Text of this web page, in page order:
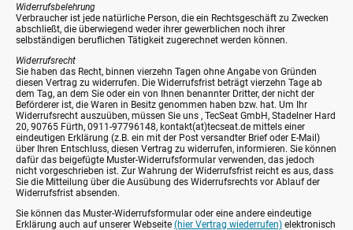
Widerrufsbelehrung
Verbraucher ist jede natürliche Person, die ein Rechtsgeschäft zu Zwecken
abschließt, die überwiegend weder ihrer gewerblichen noch ihrer
selbständigen beruflichen Tätigkeit zugerechnet werden können.
Widerrufsrecht
Sie haben das Recht, binnen vierzehn Tagen ohne Angabe von Gründen
diesen Vertrag zu widerrufen. Die Widerrufsfrist beträgt vierzehn Tage ab
dem Tag, an dem Sie oder ein von Ihnen benannter Dritter, der nicht der
Beförderer ist, die Waren in Besitz genommen haben bzw. hat. Um Ihr
Widerrufsrecht auszuüben, müssen Sie uns , TecSeat GmbH, Stadelner Hard
20, 90765 Fürth, 0911-97796148, kontakt(at)tecseat.de mittels einer
eindeutigen Erklärung (z.B. ein mit der Post versandter Brief oder E-Mail)
über Ihren Entschluss, diesen Vertrag zu widerrufen, informieren. Sie können
dafür das beigefügte Muster-Widerrufsformular verwenden, das jedoch
nicht vorgeschrieben ist. Zur Wahrung der Widerrufsfrist reicht es aus, dass
Sie die Mitteilung über die Ausübung des Widerrufsrechts vor Ablauf der
Widerrufsfrist absenden.
Sie können das Muster-Widerrufsformular oder eine andere eindeutige
Erklärung auch auf unserer Webseite (hier Vertrag wiederrufen) elektronisch